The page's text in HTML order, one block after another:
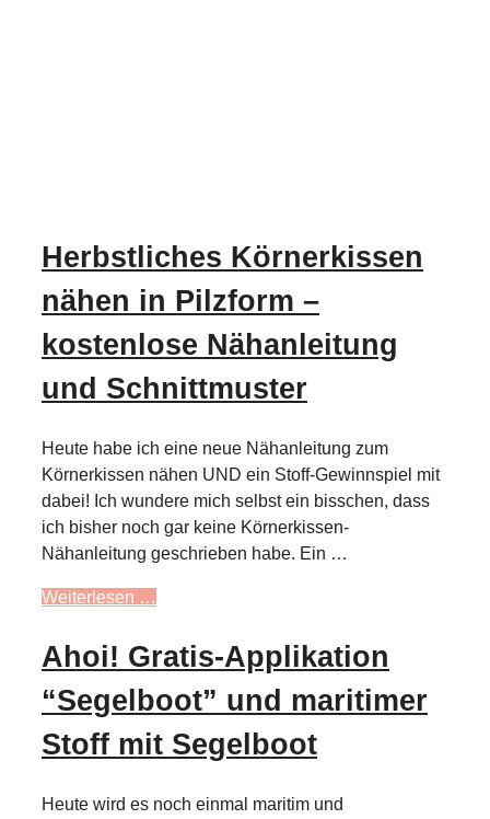
Herbstliches Körnerkissen
nähen in Pilzform –
kostenlose Nähanleitung
und Schnittmuster
Heute habe ich eine neue Nähanleitung zum
Körnerkissen nähen UND ein Stoff-Gewinnspiel mit
dabei! Ich wundere mich selbst ein bisschen, dass
ich bisher noch gar keine Körnerkissen-
Nähanleitung geschrieben habe. Ein …
Weiterlesen …
Ahoi! Gratis-Applikation
“Segelboot” und maritimer
Stoff mit Segelboot
Heute wird es noch einmal maritim und